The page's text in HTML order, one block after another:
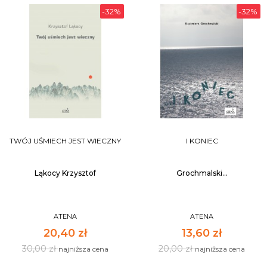
-32%
TWÓJ UŚMIECH JEST WIECZNY
Ląkocy Krzysztof
ATENA
20,40 zł
30,00 złnajniższa cena
-32%
I KONIEC
Grochmalski...
ATENA
13,60 zł
20,00 złnajniższa cena